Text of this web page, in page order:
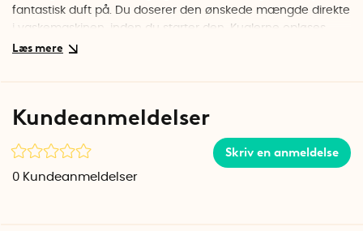
fantastisk duft på. Du doserer den ønskede mængde direkte
i vaskemaskinen, inden du starter den. Kuglerne opløses
under vasken og efterlader ingen spor. Uanset om du vasker
vaskemiddel og i stedet lade duftkuglerne give vasketøjet
Frisk duft
Kundeanmeldelser
Skriv en anmeldelse
0 Kundeanmeldelser